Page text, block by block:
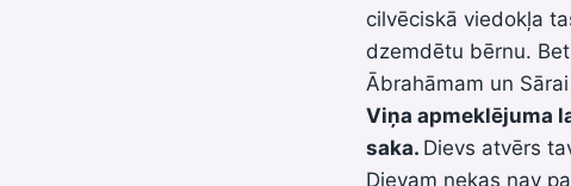
cilvēciskā viedokļa
dzemdētu bērnu.
Ābrahāmam un
Viņa apmeklējuma
saka. Dievs atvērs
Dievam nekas nav